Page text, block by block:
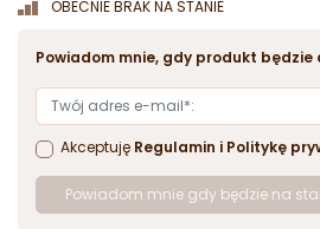
OBECNIE BRAK NA STANIE
Powiadom mnie, gdy produkt
Akceptuję Regulamin i Politykę
Powiadom mnie gdy będzie na